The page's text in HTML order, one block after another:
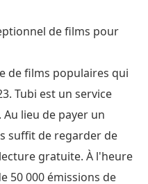
de films pour
de films populaires qui
Tubi est un service
lieu de payer un
suffit de regarder de
gratuite. À l'heure
50 000 émissions de